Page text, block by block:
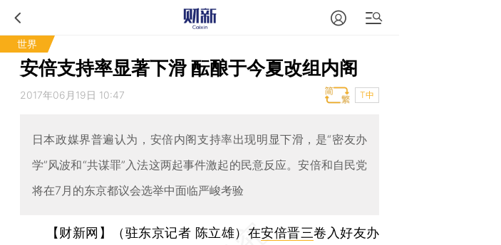
世界
安倍支持率显著下滑 酝酿于今夏改组内阁
2017年06月19日 10:47 T中
日本政媒界普遍认为，安倍内阁支持率出现明显下滑，是“密友办
学”风波和“共谋罪”入法这两起事件激起的民意反应。安倍和自民党
将在7月的东京都议会选举中面临严峻考验
【财新网】（驻东京记者 陈立雄） 在安倍晋三卷入好友办